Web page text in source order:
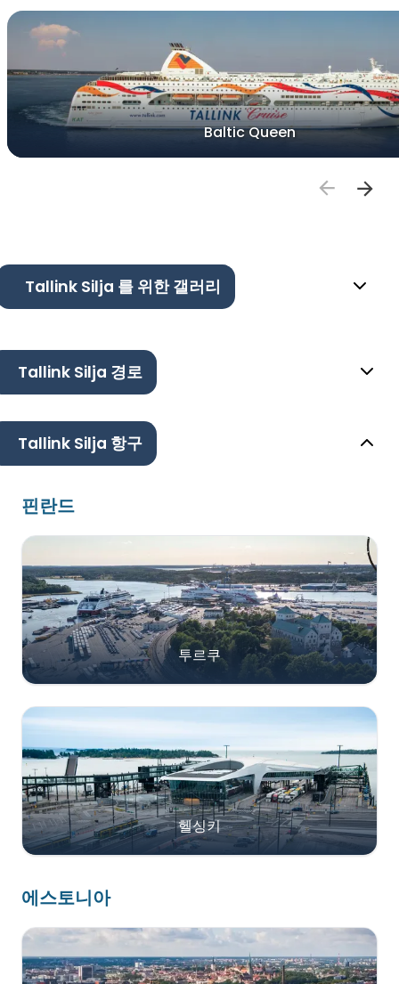
Baltic Queen
Tallink Silja 를 위한 갤러리
Tallink Silja 경로
Tallink Silja 항구
핀란드
투르쿠
헬싱키
에스토니아